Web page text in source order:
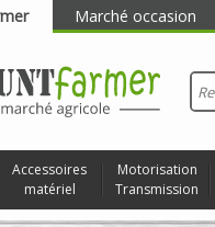
Marché occasion
Accessoires
matériel
Motorisation
Transmission